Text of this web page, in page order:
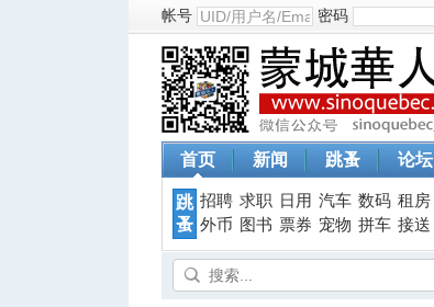
帐号 密码
首页 新闻 跳蚤 论坛
跳
蚤
招聘 求职 日用 汽车 数码 租房
外币
图书 票券 宠物 拼车 接送